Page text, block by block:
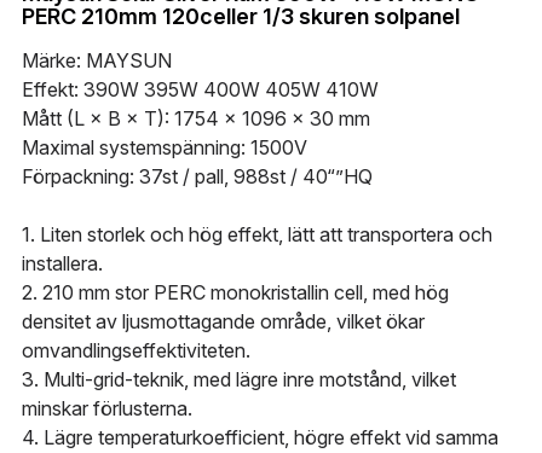
Fullt svarta Solceller
N-TOPCon Serien Solceller
English
Deutsch
Italiano
Français
Suomi
Norsk
WhatsApp
PERC 210mm 120celler 1/3 skuren solpanel
Märke: MAYSUN
Effekt: 390W 395W 400W 405W 410W
Mått (L × B × T): 1754 × 1096 × 30 mm
Maximal systemspänning: 1500V
Förpackning: 37st / pall, 988st / 40“”HQ
1. Liten storlek och hög effekt, lätt att transportera och
installera.
2. 210 mm stor PERC monokristallin cell, med hög
densitet av ljusmottagande område, vilket ökar
omvandlingseffektiviteten.
3. Multi-grid-teknik, med lägre inre motstånd, vilket
minskar förlusterna.
4. Lägre temperaturkoefficient, högre effekt vid samma